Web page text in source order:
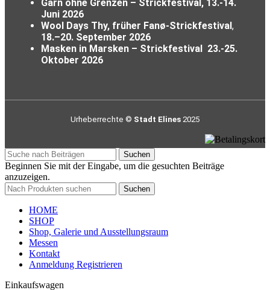
Garn ohne Grenzen – Strickfestival, 13.-14.
Juni 2026
Wool Days Thy, früher Fanø-Strickfestival ,
18.–20. September 2026
Masken in Marsken – Strickfestival
23.-25.
Oktober 2026
Urheberrechte © Stadt Elines 2025
Suchen
Beginnen Sie mit der Eingabe, um die gesuchten Beiträge
anzuzeigen.
Suchen
HOME
SHOP
Shop, Galerie und Ausstellungsraum
Messen
Kontakt
Anmeldung Registrieren
Einkaufswagen